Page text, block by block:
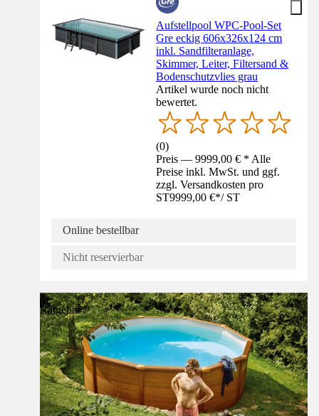
Aufstellpool WPC-Pool-Set
Gre eckig 606x326x124 cm
inkl. Sandfilteranlage,
Skimmer, Leiter, Filtersand &
Bodenschutzvlies grau
Artikel wurde noch nicht
bewertet.
(0)
Preis — 9999,00 € * Alle
Preise inkl. MwSt. und ggf.
zzgl. Versandkosten pro
ST9999,00 €*/ ST
Online bestellbar
Nicht reservierbar
Ratgeber